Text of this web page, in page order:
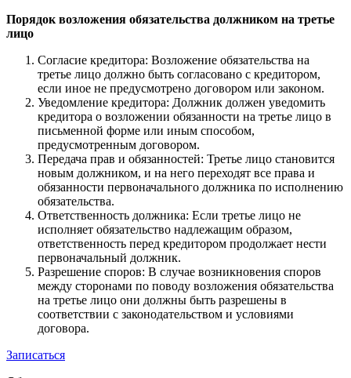
Порядок возложения обязательства должником на третье
лицо
Согласие кредитора: Возложение обязательства на
третье лицо должно быть согласовано с кредитором,
если иное не предусмотрено договором или законом.
Уведомление кредитора: Должник должен уведомить
кредитора о возложении обязанности на третье лицо в
письменной форме или иным способом,
предусмотренным договором.
Передача прав и обязанностей: Третье лицо становится
новым должником, и на него переходят все права и
обязанности первоначального должника по исполнению
обязательства.
Ответственность должника: Если третье лицо не
исполняет обязательство надлежащим образом,
ответственность перед кредитором продолжает нести
первоначальный должник.
Разрешение споров: В случае возникновения споров
между сторонами по поводу возложения обязательства
на третье лицо они должны быть разрешены в
соответствии с законодательством и условиями
договора.
Записаться